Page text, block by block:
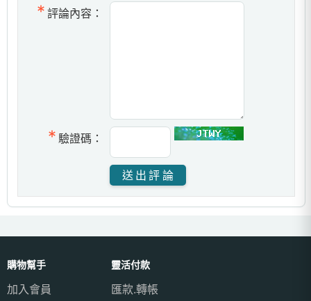
評論內容：
驗證碼：
購物幫手
加入會員
靈活付款
匯款.轉帳